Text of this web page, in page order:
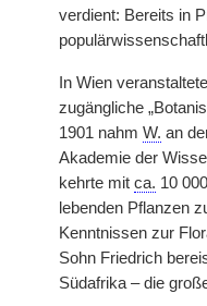
verdient: Bereits in
In Wien
zugängliche
1901 nahm W. an
Akademie der
kehrte mit ca. 10
lebenden Pflanzen
Kenntnissen zur
Sohn Friedrich
Südafrika – die